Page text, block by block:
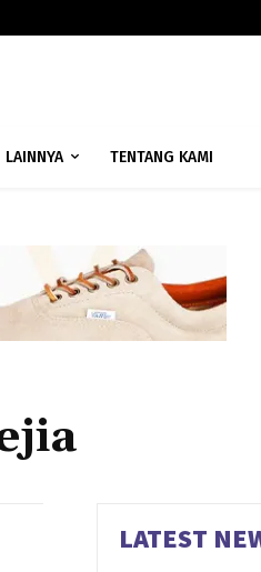
LAINNYA TENTANG KAMI
LATEST